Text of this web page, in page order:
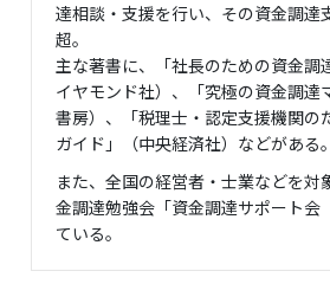
達相談・支援を行い、その資金調達
超。
主な著書に、「社長のための資金調
イヤモンド社）、「究極の資金調達
書房）、「税理士・認定支援機関の
ガイド」（中央経済社）などがある。
また、全国の経営者・士業などを対
金調達勉強会「資金調達サポート会
ている。